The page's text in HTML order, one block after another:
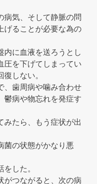
病気、そして静脈の問
げることが必要な為の
内に血液を送ろうとし
圧を下げてしまってい
しない。
、歯周病や噛み合わせ
鬱病や物忘れを発症す
みたら、もう症状が出
菌の状態がかなり悪
した。
がつながると、次の病